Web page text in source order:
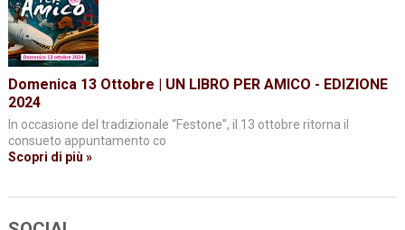
Domenica 13 Ottobre | UN LIBRO PER AMICO - EDIZIONE
2024
In occasione del tradizionale “Festone”, il 13 ottobre ritorna il
consueto appuntamento co
Scopri di più »